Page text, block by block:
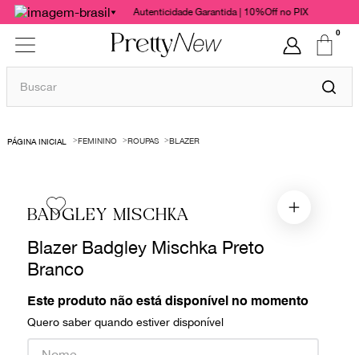
Autenticidade Garantida | 10%Off no PIX
0
Buscar
FEMININO ROUPAS BLAZER
BADGLEY MISCHKA
Blazer Badgley Mischka Preto
Branco
Este produto não está disponível no momento
Quero saber quando estiver disponível
1º
bolsas
chanel
gucci
paula raia
burberry